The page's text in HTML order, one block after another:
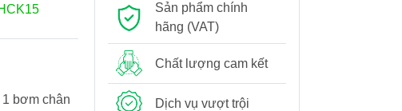
bơm chân
Sản phẩm chính
hãng (VAT)
Chất lượng cam kết
Dịch vụ vượt trội